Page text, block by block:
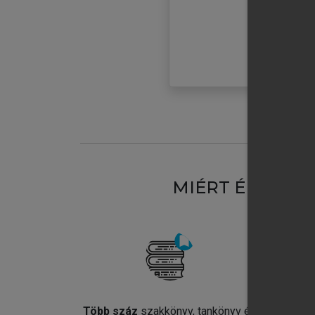
MIÉRT
Több száz szakkönyv, tankönyv és